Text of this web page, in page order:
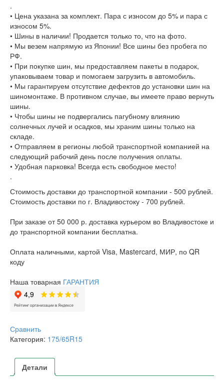
.
• Цена указана за комплект. Пара с износом до 5% и пара с
износом 5%.
• Шины в наличии! Продается только то, что на фото.
• Мы везем напрямую из Японии! Все шины без пробега по
РФ.
• При покупке шин, мы предоставляем пакеты в подарок,
упаковываем товар и помогаем загрузить в автомобиль.
• Мы гарантируем отсутствие дефектов до установки шин на
шиномонтаже. В противном случае, вы имеете право вернуть
шины.
• Чтобы шины не подвергались пагубному влиянию
солнечных лучей и осадков, мы храним шины только на
складе.
• Отправляем в регионы любой транспортной компанией на
следующий рабочий день после получения оплаты.
• Удобная парковка! Всегда есть свободное место!
.
Стоимость доставки до транспортной компании - 500 рублей.
Стоимость доставки по г. Владивостоку - 700 рублей.
При заказе от 50 000 р. доставка курьером во Владивостоке и
до транспортной компании бесплатна.
Оплата наличными, картой Visa, Mastercard, МИР, по QR
коду
Наша товарная ГАРАНТИЯ
Сравнить
Категория: 175/65R15
Детали